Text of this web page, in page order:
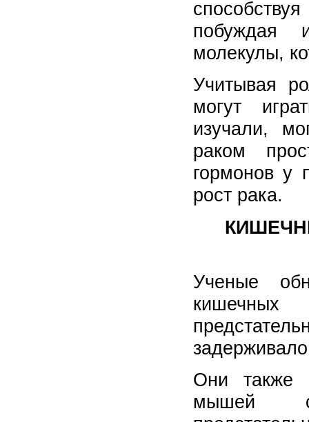
побуждая
молекулы,
Учитывая
могут
изучали,
раком
гормонов у
рост рака.
Ученые
Они также
мышей с